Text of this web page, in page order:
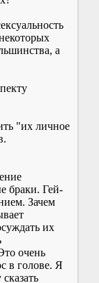
а
"их личное
браки. Гей-
Зачем
их
очень
в голове. Я